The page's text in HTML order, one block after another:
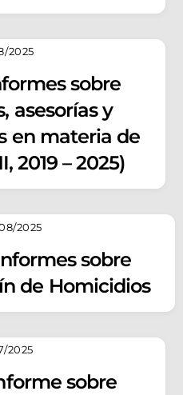
2025
sobre
asesorías y
en materia de
2019 – 2025)
2025
sobre
de Homicidios
2025
sobre